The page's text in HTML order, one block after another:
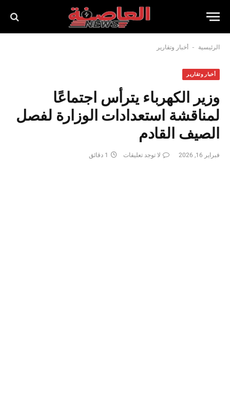
الرئيسية - أخبار وتقارير
أخبار وتقارير
وزير الكهرباء يترأس اجتماعًا
لمناقشة استعدادات الوزارة لفصل
الصيف القادم
فبراير 16, 2026 لا توجد تعليقات 1 دقائق